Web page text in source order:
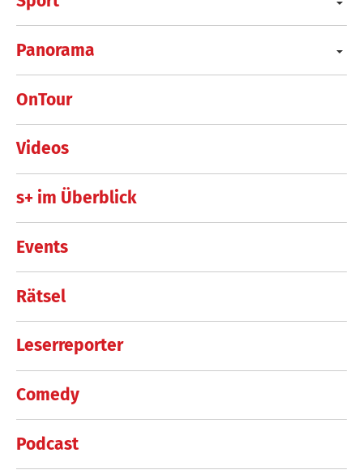
Panorama
OnTour
Videos
s+ im Überblick
Events
Rätsel
Leserreporter
Comedy
Podcast